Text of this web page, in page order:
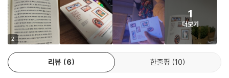
무력감에서 잘 벗어나지 못하고, 어떤 이는 우울증에 걸리기도 한다.
초등학교 3학년생 아영이는 친구들과 잘 어울리지 못하는 문제로 병원에
왔다. 유치원에서도 옆에 누군가 다가오면 밀쳐내는 등 또래들과 문제를
일으켰다. 아이는 자기가 불편하면 화를 내고, 평소 밝게 지내다가도 기분
이 상하면 갑자기 친구들한테 표를 냈다. 이런 아영이 옆에 친구들은 점점
2
1
더보기
리뷰 6 한줄평 10